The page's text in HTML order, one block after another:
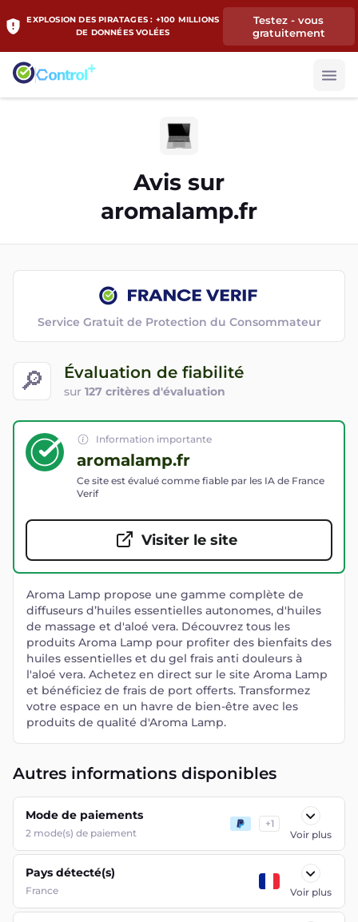
EXPLOSION DES PIRATAGES : +100 MILLIONS
DE DONNÉES VOLÉES
Testez - vous
gratuitement
Avis sur
aromalamp.fr
🔎 Évaluation de fiabilité
sur 127 critères d'évaluation
Service Gratuit de Protection du Consommateur
Information importante
aromalamp.fr
Ce site est évalué comme fiable par les IA de France
Verif
Visiter le site
Aroma Lamp propose une gamme complète de
diffuseurs d’huiles essentielles autonomes, d'huiles
de massage et d'aloé vera. Découvrez tous les
produits Aroma Lamp pour profiter des bienfaits des
huiles essentielles et du gel frais anti douleurs à
l'aloé vera. Achetez en direct sur le site Aroma Lamp
et bénéficiez de frais de port offerts. Transformez
votre espace en un havre de bien-être avec les
produits de qualité d'Aroma Lamp.
Autres informations disponibles
Mode de paiements
2 mode(s) de paiement
+1
Voir plus
Pays détecté(s)
France Voir plus